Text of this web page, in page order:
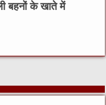
बहनों के खाते में